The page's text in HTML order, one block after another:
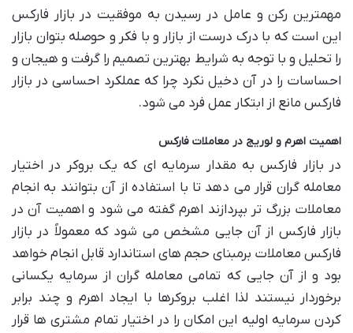
مهمترین رکن و عامل در رسیدن به موفقیت در بازار فارکس
این است که با درک درست از بازار و با فکر و حوصله بتوان بازار
را تحلیل و با توجه به شرایط بهترین تصمیم را گرفت و هیجان و
احساسات را در آن دخیل نکرد چرا که عملکرد احساسی در بازار
فارکس مانع از ابتکار عمل فرد می شود.
اهمیت اهرم و لوریج در معاملات فارکس
در بازار فارکس به مقدار سرمایه ای که یک بروکر در اختیار
معامله گران قرار می دهد تا با استفاده از آن بتوانند به انجام
معاملات بزرگ تر بپردازند اهرم گفته می شود و اهمیت آن در
بازار فارکس از آن جایی مشخص می ‌شود که معمولاً در بازار
فارکس معاملات برمبنای حجم های استاندارد قابل انجام خواهد
بود و از آن جایی که تمامی معامله گران از سرمایه یکسانی
برخوردار نیستند لذا اغلب بروکرها با ایجاد اهرم و چند برابر
کردن سرمایه اولیه این امکان را در اختیار تمام مشتری ها قرار